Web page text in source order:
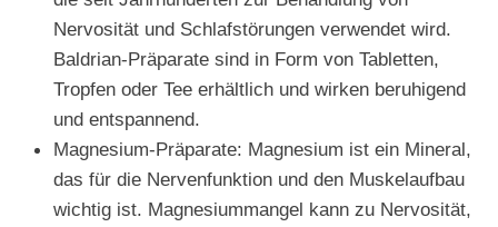
Nervosität und Schlafstörungen verwendet wird.
Baldrian-Präparate sind in Form von Tabletten,
Tropfen oder Tee erhältlich und wirken beruhigend
und entspannend.
Magnesium-Präparate: Magnesium ist ein Mineral,
das für die Nervenfunktion und den Muskelaufbau
wichtig ist. Magnesiummangel kann zu Nervosität,